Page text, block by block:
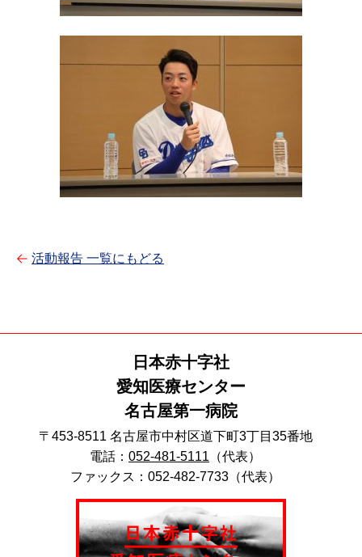
活動報告 一覧にもどる
日本赤十字社
愛知医療センター
名古屋第一病院
〒453-8511 名古屋市中村区道下町3丁目35番地
電話： 052-481-5111 （代表）
ファックス：052-482-7733（代表）